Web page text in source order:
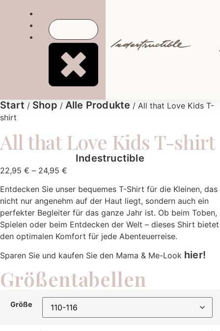
Start / Shop / Alle Produkte / All that Love Kids T-
shirt
All that Love Kids T-shirt
Indestructible
22,95 € – 24,95 €
Entdecken Sie unser bequemes T-Shirt für die Kleinen, das
nicht nur angenehm auf der Haut liegt, sondern auch ein
perfekter Begleiter für das ganze Jahr ist. Ob beim Toben,
Spielen oder beim Entdecken der Welt – dieses Shirt bietet
den optimalen Komfort für jede Abenteuerreise.
Sparen Sie und kaufen Sie den Mama & Me-Look hier!
Größentabellen
Größe